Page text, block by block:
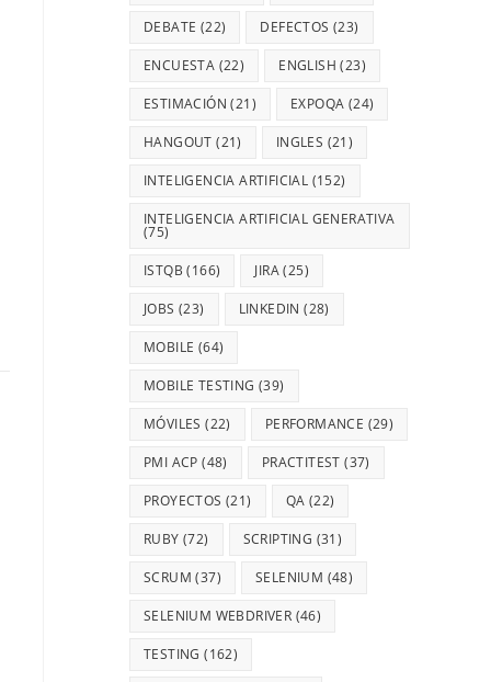
DEBATE (22) DEFECTOS (23)
ENCUESTA (22) ENGLISH (23)
ESTIMACIÓN (21) EXPOQA (24)
HANGOUT (21) INGLES (21)
INTELIGENCIA ARTIFICIAL (152)
INTELIGENCIA ARTIFICIAL GENERATIVA
(75)
ISTQB (166) JIRA(25)
JOBS (23) LINKEDIN (28)
MOBILE (64)
MOBILE TESTING (39)
MÓVILES (22) PERFORMANCE (29)
PMI ACP (48) PRACTITEST (37)
PROYECTOS (21) QA (22)
RUBY (72) SCRIPTING (31)
SCRUM (37) SELENIUM (48)
SELENIUM WEBDRIVER (46)
TESTING (162)